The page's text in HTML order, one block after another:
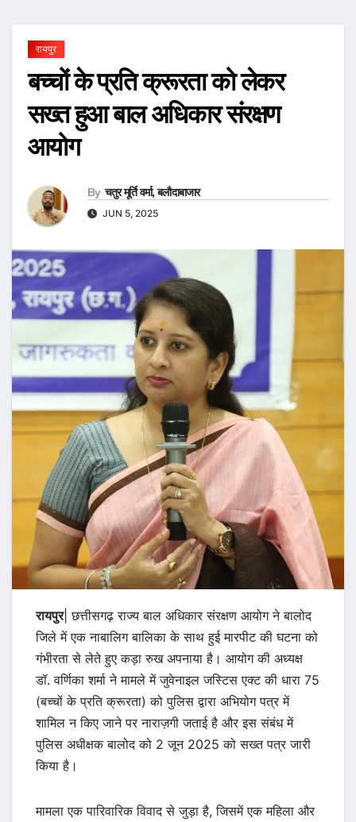
रायपुर
बच्चों के प्रति क्रूरता को लेकर
सख्त हुआ बाल अधिकार संरक्षण
आयोग
By चतुर मूर्ति वर्मा, बलौदाबाजार
JUN 5, 2025
रायपुर| छत्तीसगढ़ राज्य बाल अधिकार संरक्षण आयोग ने बालोद
जिले में एक नाबालिग बालिका के साथ हुई मारपीट की घटना को
गंभीरता से लेते हुए कड़ा रुख अपनाया है। आयोग की अध्यक्ष
डॉ. वर्णिका शर्मा ने मामले में जुवेनाइल जस्टिस एक्ट की धारा 75
(बच्चों के प्रति क्रूरता) को पुलिस द्वारा अभियोग पत्र में
शामिल न किए जाने पर नाराज़गी जताई है और इस संबंध में
पुलिस अधीक्षक बालोद को 2 जून 2025 को सख्त पत्र जारी
किया है।
मामला एक पारिवारिक विवाद से जुड़ा है, जिसमें एक महिला और